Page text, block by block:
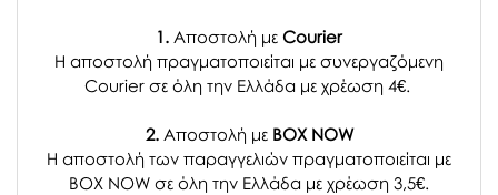
1. Αποστολή με Courier
Η αποστολή πραγματοποιείται με συνεργαζόμενη
Courier σε όλη την Ελλάδα με χρέωση 4€.
2. Αποστολή μεBOX NOW
Η αποστολή των παραγγελιών πραγματοποιείται με
BOX NOW σε όλη την Ελλάδα με χρέωση 3,5€.